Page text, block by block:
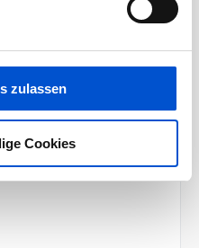
zulassen
Cookies